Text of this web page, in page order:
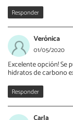
Responder
Verónica
01/05/2020
Excelente opción! Se
hidratos de carbono
Responder